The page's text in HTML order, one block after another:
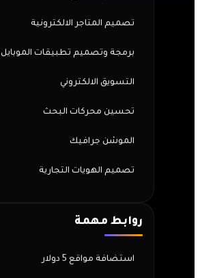
تصميم المتاجر الالكترونية
برمجة وتصميم تطبيقات الموبايل
التسويق الالكتروني
تحسين محركات البحث
الموشن جرافيك
تصميم الهويات التجارية
روابط مهمة
استضافة مواقع 5 دولار